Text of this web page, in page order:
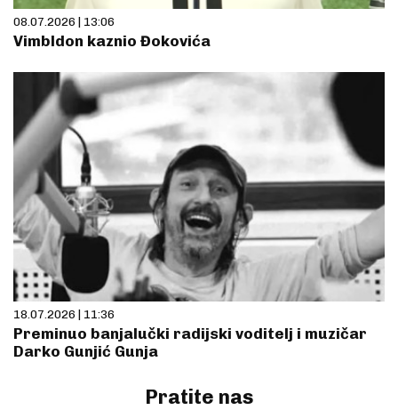
08.07.2026 | 13:06
Vimbldon kaznio Đokovića
18.07.2026 | 11:36
Preminuo banjalučki radijski voditelj i muzičar
Darko Gunjić Gunja
Pratite nas